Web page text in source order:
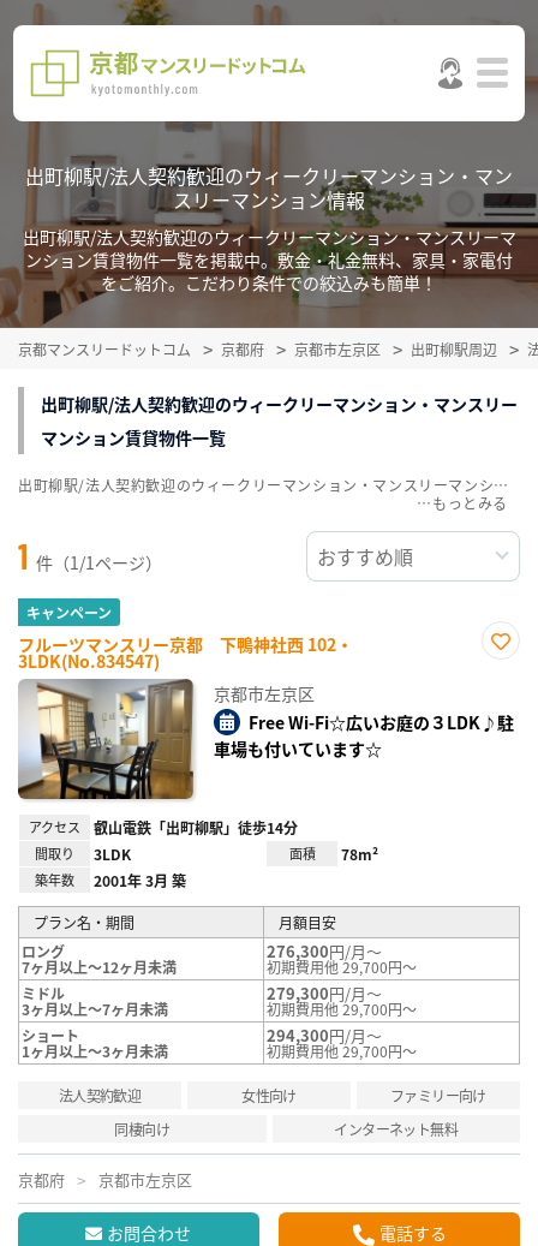
出町柳駅/法人契約歓迎のウィークリーマンション・マン
スリーマンション情報
出町柳駅/法人契約歓迎のウィークリーマンション・マンスリーマ
ンション賃貸物件一覧を掲載中。敷金・礼金無料、家具・家電付
をご紹介。こだわり条件での絞込みも簡単！
京都マンスリードットコム 京都府 京都市左京区 出町柳駅周辺
出町柳駅/法人契約歓迎のウィークリーマンション・マンスリー
マンション賃貸物件一覧
1 件（1/1ページ）
キャンペーン
フルーツマンスリー京都 下鴨神社西 102・
3LDK(No.834547)
録
京都市左京区
Free Wi-Fi☆広いお庭の３LDK♪駐
車場も付いています☆
アクセス 叡山電鉄「出町柳駅」徒歩14分
間取り 3LDK 面積 78m²
築年数 2001年 3月 築
プラン名・期間
月額目安
ロング
7ヶ月以上～12ヶ月未満
276,300円/月～
初期費用他 29,700円～
ミドル
3ヶ月以上～7ヶ月未満
279,300円/月～
初期費用他 29,700円～
ショート
1ヶ月以上～3ヶ月未満
294,300円/月～
初期費用他 29,700円～
法人契約歓迎 女性向け
ファミリー向け
同棲向け
インターネット無料
京都府 京都市左京区
お問合わせ 電話する
出町柳駅/法人契約歓迎のウィークリーマンション・マンスリーマンション賃貸物件一覧を掲載中。敷金・礼金無料、家具・家電付をご紹介。こだわり条件での絞込みも簡単！
…